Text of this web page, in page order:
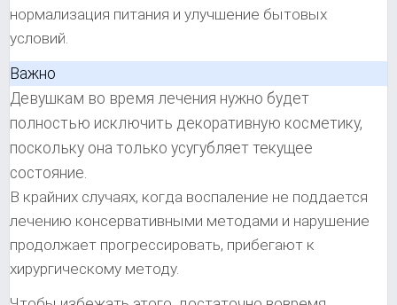
нормализация питания и улучшение бытовых
условий.
Важно
Девушкам во время лечения нужно будет
полностью исключить декоративную косметику,
поскольку она только усугубляет текущее
состояние.
В крайних случаях, когда воспаление не поддается
лечению консервативными методами и нарушение
продолжает прогрессировать, прибегают к
хирургическому методу.